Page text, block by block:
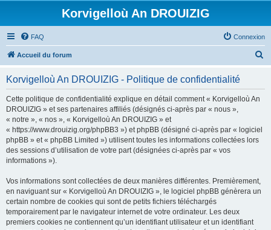
Korvigelloù An DROUIZIG
FAQ Connexion
Accueil du forum
Korvigelloù An DROUIZIG - Politique de confidentialité
Cette politique de confidentialité explique en détail comment « Korvigelloù An
DROUIZIG » et ses partenaires affiliés (désignés ci-après par « nous »,
« notre », « nos », « Korvigelloù An DROUIZIG » et
« https://www.drouizig.org/phpBB3 ») et phpBB (désigné ci-après par « logiciel
phpBB » et « phpBB Limited ») utilisent toutes les informations collectées lors
des sessions d’utilisation de votre part (désignées ci-après par « vos
informations »).
Vos informations sont collectées de deux manières différentes. Premièrement,
en naviguant sur « Korvigelloù An DROUIZIG », le logiciel phpBB génèrera un
certain nombre de cookies qui sont de petits fichiers téléchargés
temporairement par le navigateur internet de votre ordinateur. Les deux
premiers cookies ne contiennent qu’un identifiant utilisateur et un identifiant